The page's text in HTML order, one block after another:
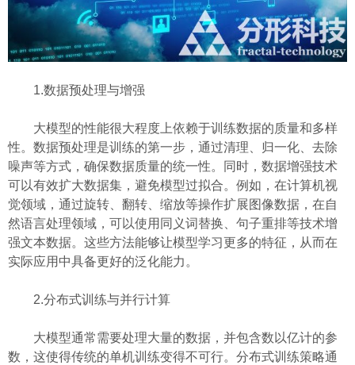
1.数据预处理与增强
大模型的性能很大程度上依赖于训练数据的质量和多样
性。数据预处理是训练的第一步，通过清理、归一化、去除
噪声等方式，确保数据质量的统一性。同时，数据增强技术
可以有效扩大数据集，避免模型过拟合。例如，在计算机视
觉领域，通过旋转、翻转、缩放等操作扩展图像数据，在自
然语言处理领域，可以使用同义词替换、句子重排等技术增
强文本数据。这些方法能够让模型学习更多的特征，从而在
实际应用中具备更好的泛化能力。
2.分布式训练与并行计算
大模型通常需要处理大量的数据，并包含数以亿计的参
数，这使得传统的单机训练变得不可行。分布式训练策略通